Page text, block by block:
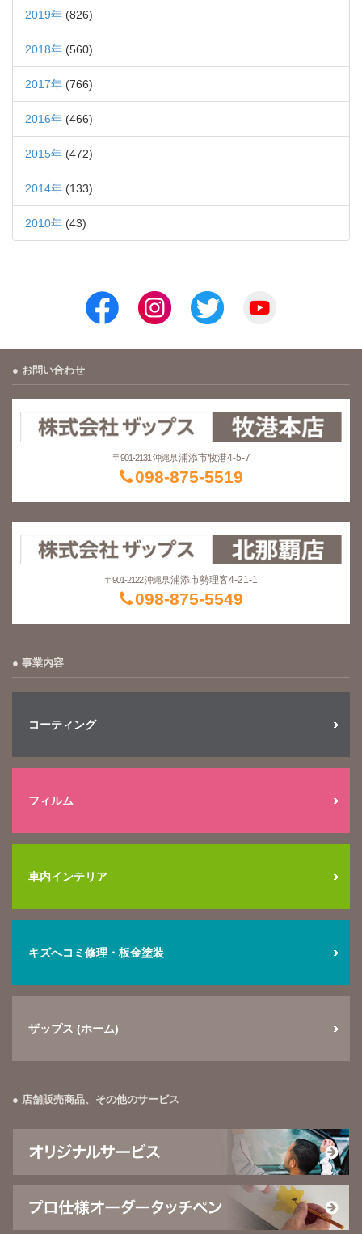
2019年 (826)
2018年 (560)
2017年 (766)
2016年 (466)
2015年 (472)
2014年 (133)
2010年 (43)
お問い合わせ
〒901-2131 沖縄県 浦添市牧港4-5-7
098-875-5519
〒901-2122 沖縄県浦添市勢理客4-21-1
098-875-5549
事業内容
コーティング
フィルム
車内インテリア
キズへコミ修理・板金塗装
ザップス (ホーム)
店舗販売商品、その他のサービス